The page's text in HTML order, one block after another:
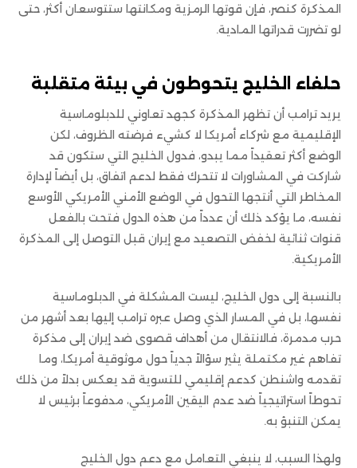
المذكرة كنصر، فإن قوتها الرمزية ومكانتها ستتوسعان أكثر، حتى
لو تضررت قدراتها المادية.
حلفاء الخليج يتحوطون في بيئة متقلبة
يريد ترامب أن تظهر المذكرة كجهد تعاوني للدبلوماسية
الإقليمية مع شركاء أمريكا لا كشيء فرضته الظروف، لكن
الوضع أكثر تعقيداً مما يبدو، فدول الخليج التي ستكون قد
شاركت في المشاورات لا تتحرك فقط لدعم اتفاق، بل أيضاً لإدارة
المخاطر التي أنتجها التحول في الوضع الأمني الأمريكي الأوسع
نفسه، ما يؤكد ذلك أن عدداً من هذه الدول فتحت بالفعل
قنوات ثنائية لخفض التصعيد مع إيران قبل التوصل إلى المذكرة
الأمريكية.
بالنسبة إلى دول الخليج، ليست المشكلة في الدبلوماسية
نفسها، بل في المسار الذي وصل عبره ترامب إليها بعد أشهر من
حرب مدمرة، فالانتقال من أهداف قصوى ضد إيران إلى مذكرة
تفاهم غير مكتملة يثير سؤالاً جدياً حول موثوقية أمريكا، وما
تقدمه واشنطن كدعم إقليمي للتسوية قد يعكس بدلاً من ذلك
تحوطاً استراتيجياً ضد عدم اليقين الأمريكي، مدفوعاً برئيس لا
يمكن التنبؤ به.
ولهذا السبب، لا ينبغي التعامل مع دعم دول الخليج